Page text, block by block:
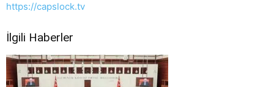
https://capslock.tv
İlgili Haberler